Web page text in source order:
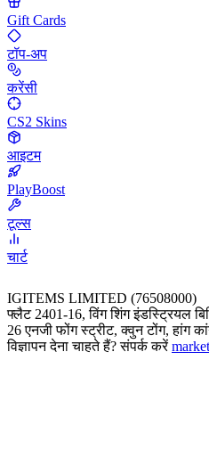
Gift Cards
टॉप-अप
करेंसी
CS2 Skins
आइटम
PlayBoost
टूल्स
चार्ट
IGITEMS LIMITED (76508000)
फ्लैट 2401-16, विंग शिंग इंडस्ट्रियल
26 एनजी फोंग स्ट्रीट, क्वुन टोंग, हांग
विज्ञापन देना चाहते हैं? संपर्क करें